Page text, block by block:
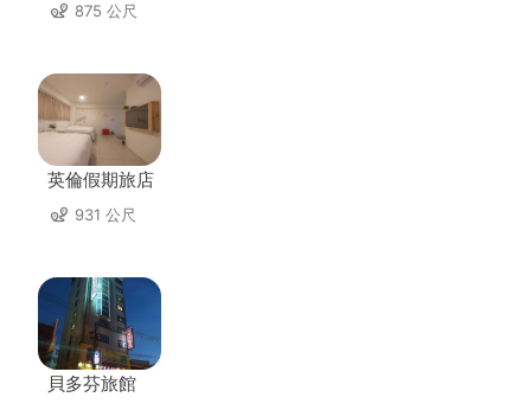
875 公尺
英倫假期旅店
931 公尺
貝多芬旅館